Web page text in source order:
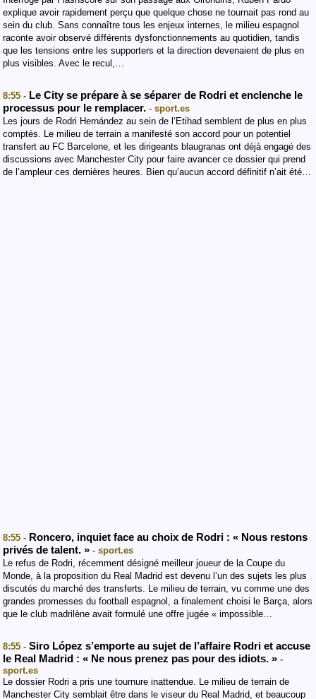
explique avoir rapidement perçu que quelque chose ne tournait pas rond au
sein du club. Sans connaître tous les enjeux internes, le milieu espagnol
raconte avoir observé différents dysfonctionnements au quotidien, tandis
que les tensions entre les supporters et la direction devenaient de plus en
plus visibles. Avec le recul,…
8:55 - Le City se prépare à se séparer de Rodri et enclenche le
processus pour le remplacer. - sport.es
Les jours de Rodri Hernández au sein de l’Etihad semblent de plus en plus
comptés. Le milieu de terrain a manifesté son accord pour un potentiel
transfert au FC Barcelone, et les dirigeants blaugranas ont déjà engagé des
discussions avec Manchester City pour faire avancer ce dossier qui prend
de l’ampleur ces dernières heures. Bien qu’aucun accord définitif n’ait été…
8:55 - Roncero, inquiet face au choix de Rodri : « Nous restons
privés de talent. » - sport.es
Le refus de Rodri, récemment désigné meilleur joueur de la Coupe du
Monde, à la proposition du Real Madrid est devenu l’un des sujets les plus
discutés du marché des transferts. Le milieu de terrain, vu comme une des
grandes promesses du football espagnol, a finalement choisi le Barça, alors
que le club madrilène avait formulé une offre jugée « impossible…
8:55 - Siro López s’emporte au sujet de l’affaire Rodri et accuse
le Real Madrid : « Ne nous prenez pas pour des idiots. » -
sport.es
Le dossier Rodri a pris une tournure inattendue. Le milieu de terrain de
Manchester City semblait être dans le viseur du Real Madrid, et beaucoup